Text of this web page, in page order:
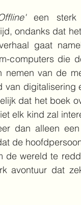
een sterk
ondanks dat
gaat
computers die
nemen van de
digitalisering
dat het boek
elk kind zal
dan alleen een
de
de wereld te
avontuur dat